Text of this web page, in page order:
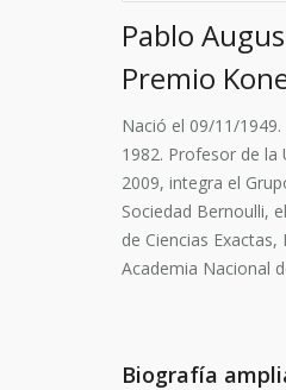
Pablo
Premio
Nació el 09/11/
1982. Profesor de la
2009, integra el
Sociedad Bernoulli,
de Ciencias
Academia Nacional
Biografía